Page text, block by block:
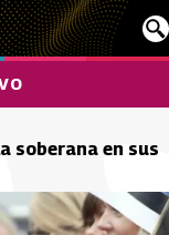
soberana en sus